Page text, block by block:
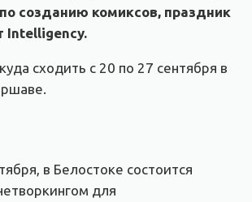
созданию комиксов, праздник
Intelligency.
сходить с 20 по 27 сентября в
в Белостоке состоится
для